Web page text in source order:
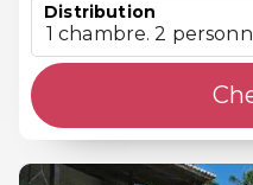
Distribution
1 chambre. 2